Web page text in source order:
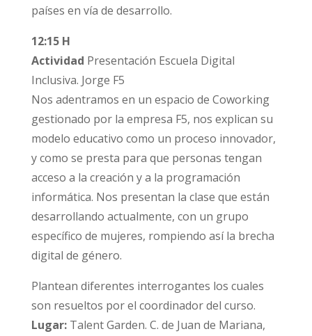
países en vía de desarrollo.
12:15 H
Actividad Presentación Escuela Digital
Inclusiva. Jorge F5
Nos adentramos en un espacio de Coworking
gestionado por la empresa F5, nos explican su
modelo educativo como un proceso innovador,
y como se presta para que personas tengan
acceso a la creación y a la programación
informática. Nos presentan la clase que están
desarrollando actualmente, con un grupo
específico de mujeres, rompiendo así la brecha
digital de género.
Plantean diferentes interrogantes los cuales
son resueltos por el coordinador del curso.
Lugar: Talent Garden. C. de Juan de Mariana,